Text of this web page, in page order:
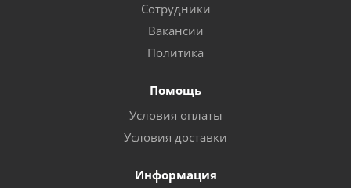
Сотрудники
Вакансии
Политика
Помощь
Условия оплаты
Условия доставки
Информация